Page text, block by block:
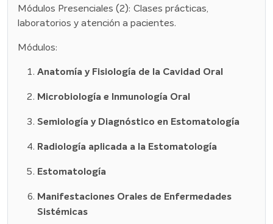
Módulos Presenciales (2): Clases prácticas,
laboratorios y atención a pacientes.
Módulos:
Anatomía y Fisiología de la Cavidad Oral
Microbiología e Inmunología Oral
Semiología y Diagnóstico en Estomatología
Radiología aplicada a la Estomatología
Estomatología
Manifestaciones Orales de Enfermedades
Sistémicas